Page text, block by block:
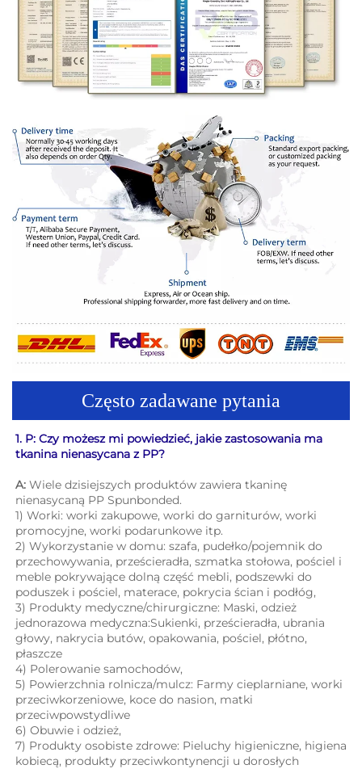
Często zadawane pytania
1. P: Czy możesz mi powiedzieć, jakie zastosowania ma
tkanina nienasycana z PP?
A: Wiele dzisiejszych produktów zawiera tkaninę
nienasycaną PP Spunbonded.
1) Worki: worki zakupowe, worki do garniturów, worki
promocyjne, worki podarunkowe itp.
2) Wykorzystanie w domu: szafa, pudełko/pojemnik do
przechowywania, prześcieradła, szmatka stołowa, pościel i
meble pokrywające dolną część mebli, podszewki do
poduszek i pościel, materace, pokrycia ścian i podłóg,
3) Produkty medyczne/chirurgiczne: Maski, odzież
jednorazowa medyczna:Sukienki, prześcieradła, ubrania
głowy, nakrycia butów, opakowania, pościel, płótno,
płaszcze
4) Polerowanie samochodów,
5) Powierzchnia rolnicza/mulcz: Farmy cieplarniane, worki
przeciwkorzeniowe, koce do nasion, matki
przeciwpowstydliwe
6) Obuwie i odzież,
7) Produkty osobiste zdrowe: Pieluchy higieniczne, higiena
kobiecą, produkty przeciwkontynencji u dorosłych